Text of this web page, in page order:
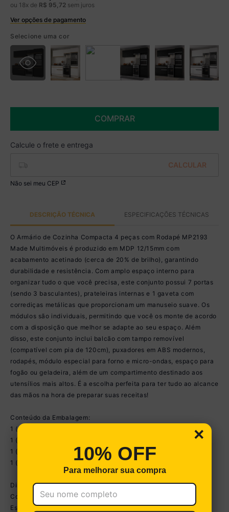
ou 18x de R$ 95 72 sem juros
Ver opções de pagamento
Boleto
R$ 1.424,99 à vista no Boleto
Você economiza R$ 75,00
Selecione uma cor
COMPRAR
Não sei meu CEP
DESCRIÇÃO TÉCNICA ESPECIFICAÇÕES TÉCNICAS
O Armário de Cozinha Compacta 4 peças com Rodapé MP2193
Made Multimóveis é produzido em MDP 12/15mm com
acabamento acetinado (cerca de 20% de brilho), garantindo
durabilidade e resistência. Com amplo espaço interno para
organizar tudo o que você precisa, este conjunto possui 7 portas
(sendo 3 basculantes), prateleiras internas e 1 gaveta com
corrediças metálicas que proporcionam um manuseio suave. Os
módulos são individuais, permitindo que você os monte de acordo
com a disposição que melhor se adapte ao seu espaço. Além
disso, este conjunto inclui balcão com tampo removível
(compatível com pia de 120cm), puxadores em ABS modernos,
rodapés, módulo especial para forno e micro-ondas, espaço para
fogão ou geladeira, além de um compartimento destinado aos
utensílios mais altos. É a escolha perfeita para ter tudo ao alcance
das mãos na hora de preparar suas receitas!
Conteúdo da Embalagem:
1 (um) Armário Aéreo com Porta Basculante 70cm
1 (um) Armário Aéreo 120cm
1 (um) Balcão com Tampo 120cm
1 (um) Armário para Forno e Micro-Ondas 62cm
Dimensões do produto montado:
Cozinha - Altura: 203cm | Largura: 252cm | Profundidade: 53cm
Espaço para Fogão/Geladeira - Altura: 170cm | Largura: 70cm
×
10% OFF
Para melhorar sua compra